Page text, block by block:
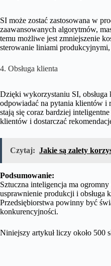
SI może zostać zastosowana w
zaawansowanych algorytmów,
temu możliwe jest zmniejszenie
sterowanie liniami produkcyjnymi,
4. Obsługa klienta
Dzięki wykorzystaniu SI, obsługa
odpowiadać na pytania klientów i
stają się coraz bardziej
klientów i dostarczać
Czytaj: Jakie są zalety
Podsumowanie:
Sztuczna inteligencja ma
usprawnienie produkcji i obsługa
Przedsiębiorstwa powinny być
konkurencyjności.
Niniejszy artykuł liczy około 500